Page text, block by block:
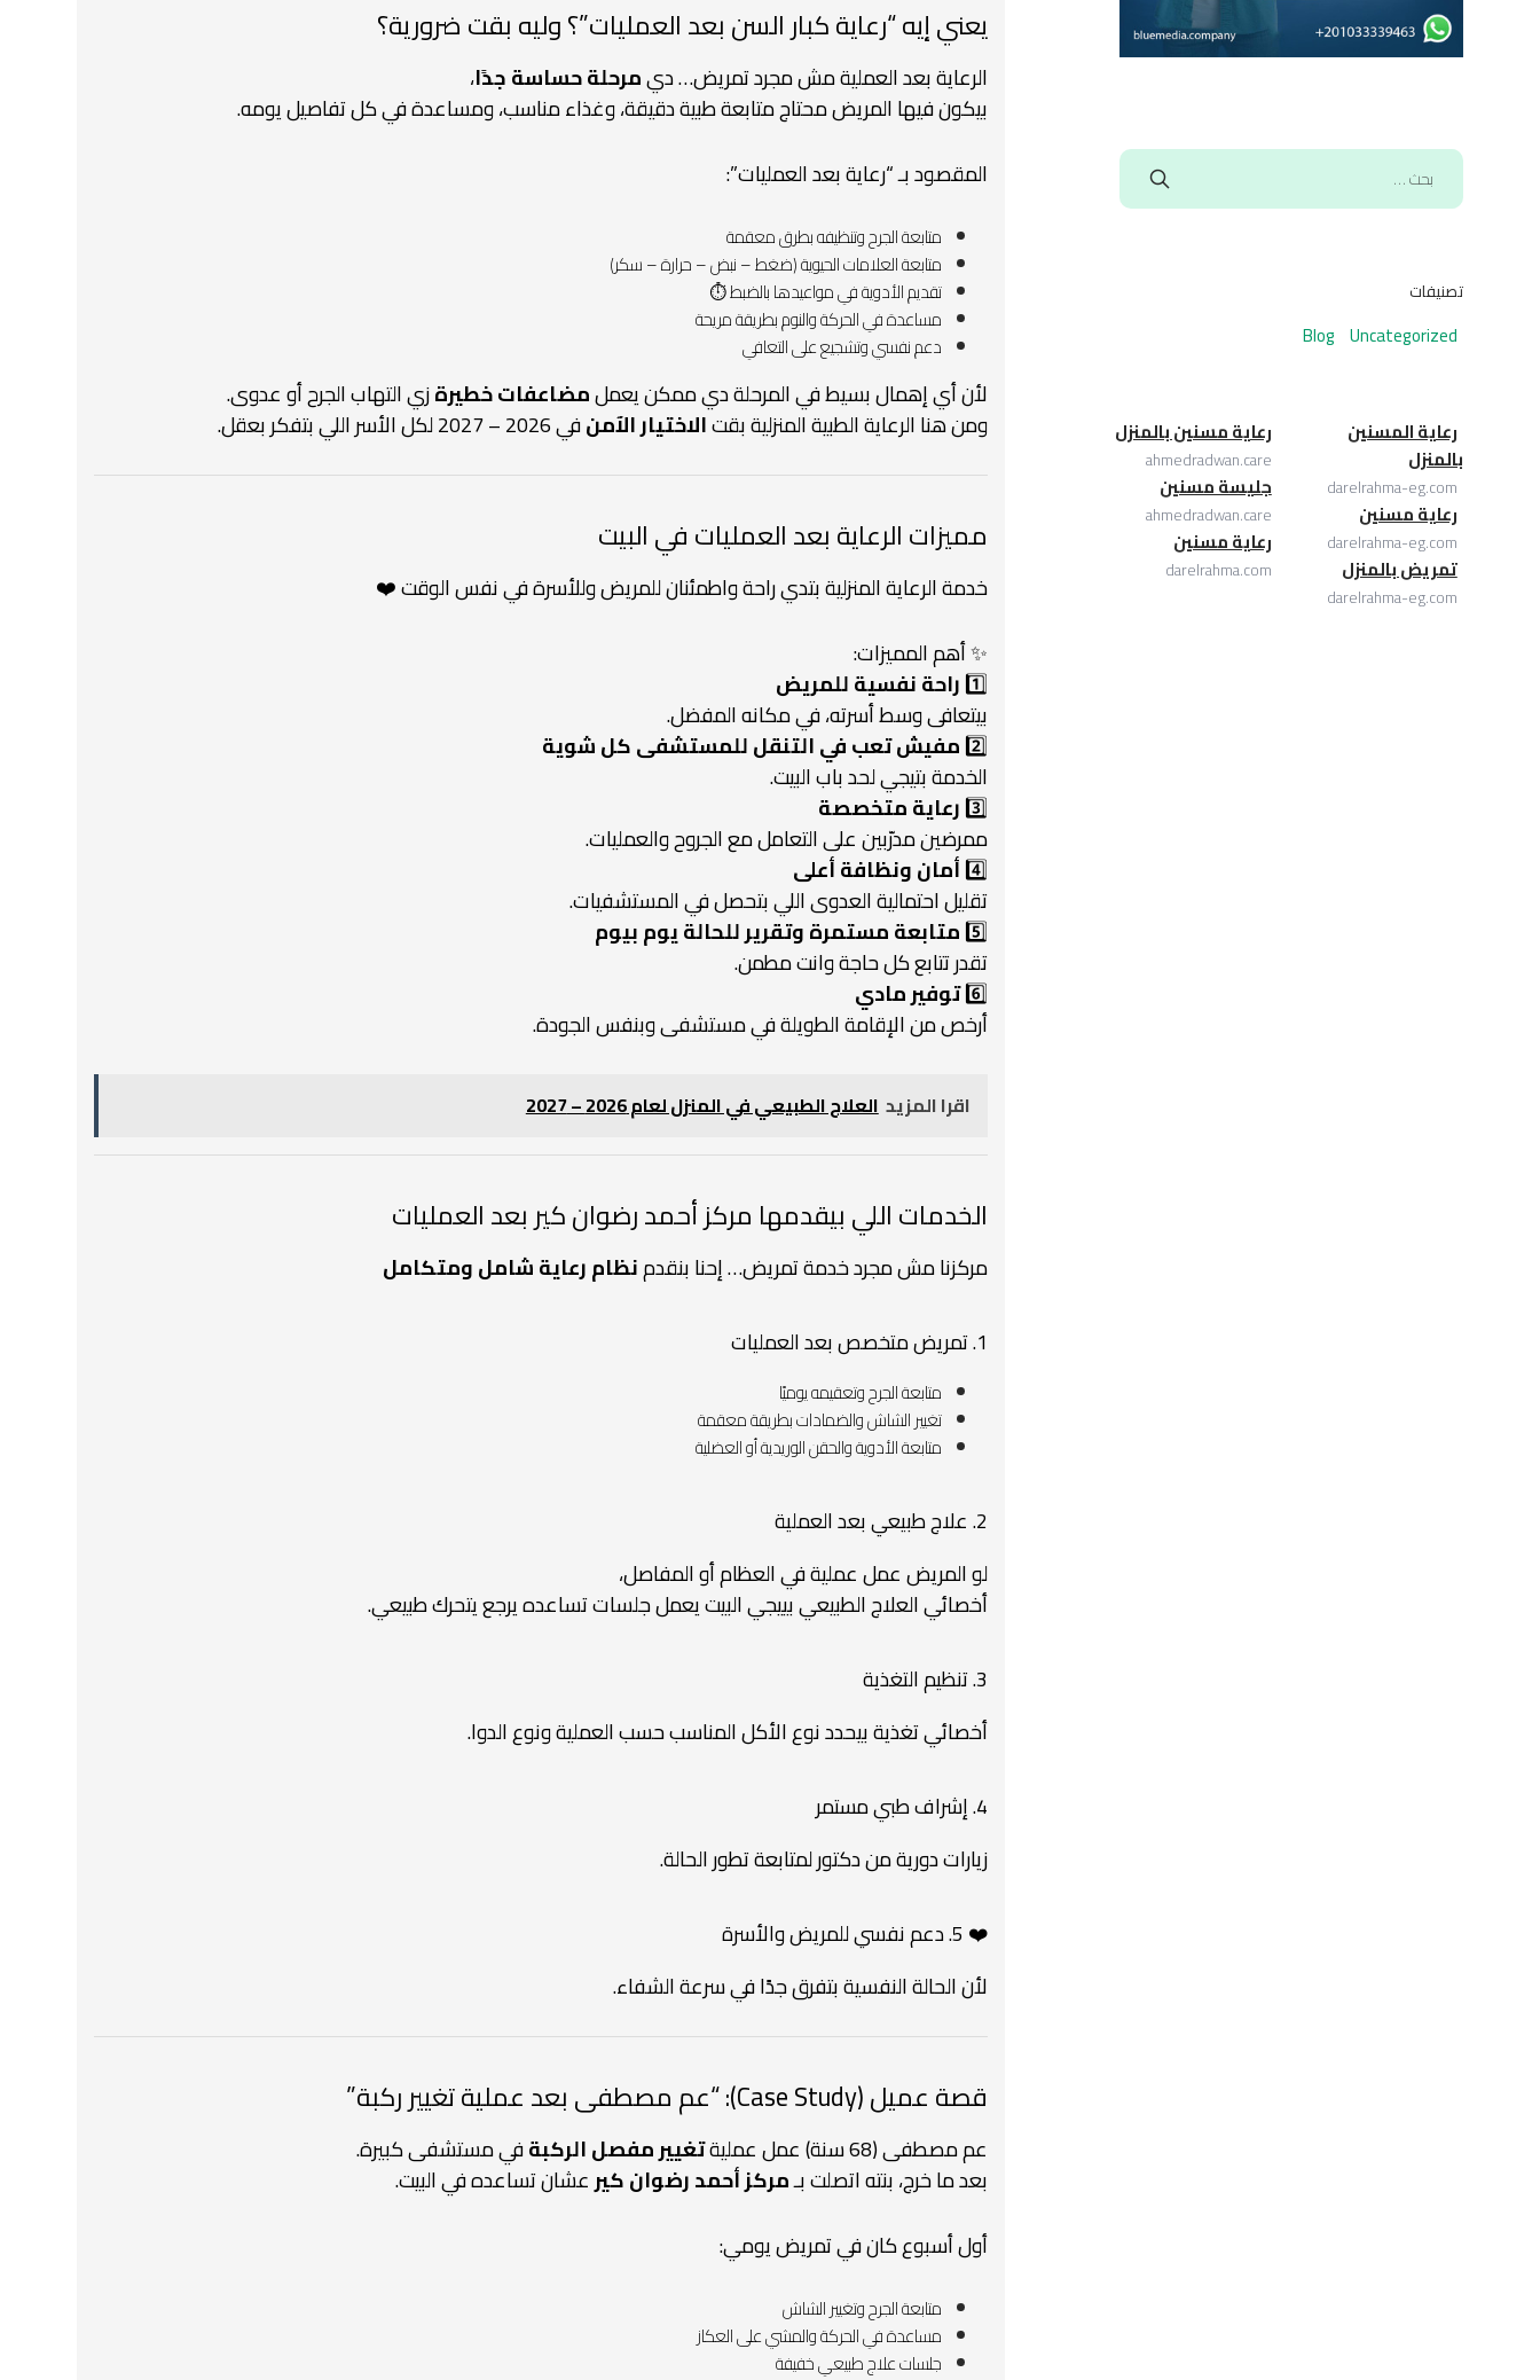
يعني إيه “رعاية كبار السن بعد العمليات”؟ وليه بقت ضرورية؟
الرعاية بعد العملية مش مجرد تمريض… ديمرحلة حساسة جدًا،
بيكون فيها المريض محتاج متابعة طبية دقيقة، وغذاء مناسب، ومساعدة في كل تفاصيل يومه.
المقصود بـ “رعاية بعد العمليات”:
متابعة الجرح وتنظيفه بطرق معقمة
متابعة العلامات الحيوية (ضغط – نبض – حرارة – سكر)
تقديم الأدوية في مواعيدها بالضبط ⏱️
مساعدة في الحركة والنوم بطريقة مريحة
دعم نفسي وتشجيع على التعافي
لأن أي إهمال بسيط في المرحلة دي ممكن يعملمضاعفات خطيرةزي التهاب الجرح أو عدوى.
ومن هنا الرعاية الطبية المنزلية بقتالاختيار الآمنفي 2026 – 2027 لكل الأسر اللي بتفكر بعقل.
مميزات الرعاية بعد العمليات في البيت
خدمة الرعاية المنزلية بتدي راحة واطمئنان للمريض وللأسرة في نفس الوقت ❤️
✨ أهم المميزات:
1️⃣راحة نفسية للمريض
بيتعافى وسط أسرته، في مكانه المفضل.
2️⃣مفيش تعب في التنقل للمستشفى كل شوية
الخدمة بتيجي لحد باب البيت.
3️⃣رعاية متخصصة
ممرضين مدرّبين على التعامل مع الجروح والعمليات.
4️⃣أمان ونظافة أعلى
تقليل احتمالية العدوى اللي بتحصل في المستشفيات.
5️⃣متابعة مستمرة وتقرير للحالة يوم بيوم
تقدر تتابع كل حاجة وانت مطمن.
6️⃣توفير مادي
أرخص من الإقامة الطويلة في مستشفى وبنفس الجودة.
اقرا المزيد العلاج الطبيعي في المنزل لعام 2026 – 2027
الخدمات اللي بيقدمها مركز أحمد رضوان كير بعد العمليات
مركزنا مش مجرد خدمة تمريض… إحنا بنقدمنظام رعاية شامل ومتكامل
1. تمريض متخصص بعد العمليات
متابعة الجرح وتعقيمه يوميًا
تغيير الشاش والضمادات بطريقة معقمة
متابعة الأدوية والحقن الوريدية أو العضلية
2. علاج طبيعي بعد العملية
لو المريض عمل عملية في العظام أو المفاصل،
أخصائي العلاج الطبيعي بييجي البيت يعمل جلسات تساعده يرجع يتحرك طبيعي.
3. تنظيم التغذية
أخصائي تغذية بيحدد نوع الأكل المناسب حسب العملية ونوع الدوا.
4. إشراف طبي مستمر
زيارات دورية من دكتور لمتابعة تطور الحالة.
❤️ 5. دعم نفسي للمريض والأسرة
لأن الحالة النفسية بتفرق جدًا في سرعة الشفاء.
قصة عميل (Case Study): “عم مصطفى بعد عملية تغيير ركبة”
عم مصطفى (68 سنة) عمل عملية تغيير مفصل الركبةفي مستشفى كبيرة.
بعد ما خرج، بنته اتصلت بـمركز أحمد رضوان كيرعشان تساعده في البيت.
أول أسبوع كان في تمريض يومي:
متابعة الجرح وتغيير الشاش
مساعدة في الحركة والمشي على العكاز
جلسات علاج طبيعي خفيفة
تصنيفات
Blog Uncategorized
رعاية المسنين
بالمنزل
darelrahma-eg.com
رعاية مسنين
darelrahma-eg.com
تمريض بالمنزل
darelrahma-eg.com
رعاية مسنين بالمنزل
ahmedradwan.care
جليسة مسنين
ahmedradwan.care
رعاية مسنين
darelrahma.com